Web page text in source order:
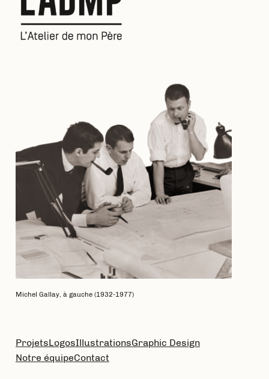
Michel Gallay, à gauche (1932-1977)
ProjetsLogosIllustrationsGraphic Design
Notre équipeContact